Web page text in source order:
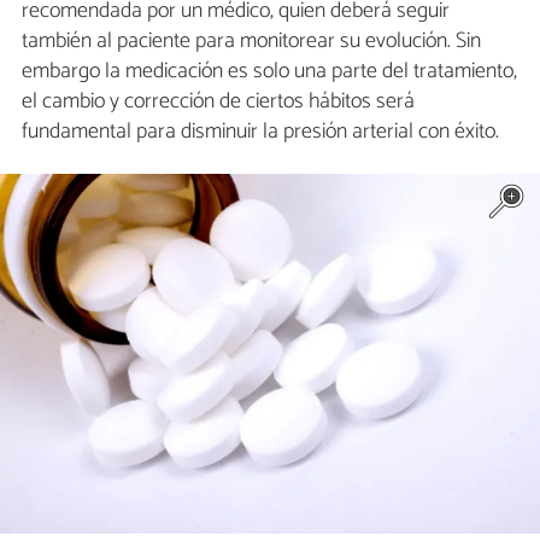
recomendada por un médico, quien deberá seguir
también al paciente para monitorear su evolución. Sin
embargo la medicación es solo una parte del tratamiento,
el cambio y corrección de ciertos hábitos será
fundamental para disminuir la presión arterial con éxito.